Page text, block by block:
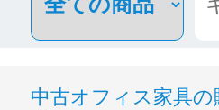
中古オフィス家具の